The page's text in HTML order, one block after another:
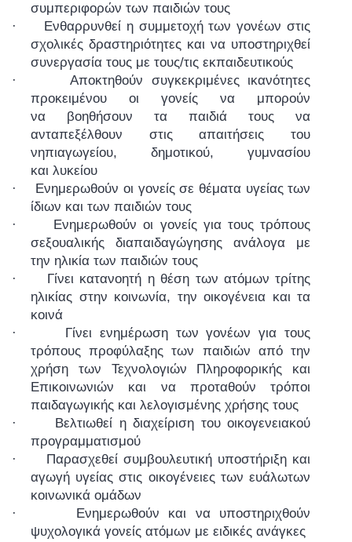
συμπεριφορών των παιδιών τους
·
Ενθαρρυνθεί η συμμετοχή των γονέων στις
σχολικές δραστηριότητες και να υποστηριχθεί
συνεργασία τους με τους/τις εκπαιδευτικούς
·
Αποκτηθούν συγκεκριμένες ικανότητες
προκειμένου οι γονείς να μπορούν
να βοηθήσουν τα παιδιά τους να
ανταπεξέλθουν στις απαιτήσεις του
νηπιαγωγείου, δημοτικού, γυμνασίου
και λυκείου
·
Ενημερωθούν οι γονείς σε θέματα υγείας των
ίδιων και των παιδιών τους
·
Ενημερωθούν οι γονείς για τους τρόπους
σεξουαλικής διαπαιδαγώγησης ανάλογα με
την ηλικία των παιδιών τους
·
Γίνει κατανοητή η θέση των ατόμων τρίτης
ηλικίας στην κοινωνία, την οικογένεια και τα
κοινά
·
Γίνει ενημέρωση των γονέων για τους
τρόπους προφύλαξης των παιδιών από την
χρήση των Τεχνολογιών Πληροφορικής και
Επικοινωνιών και να προταθούν τρόποι
παιδαγωγικής και λελογισμένης χρήσης τους
·
Βελτιωθεί η διαχείριση του οικογενειακού
προγραμματισμού
·
Παρασχεθεί συμβουλευτική υποστήριξη και
αγωγή υγείας στις οικογένειες των ευάλωτων
κοινωνικά ομάδων
·
Ενημερωθούν και να υποστηριχθούν
ψυχολογικά γονείς ατόμων με ειδικές ανάγκες